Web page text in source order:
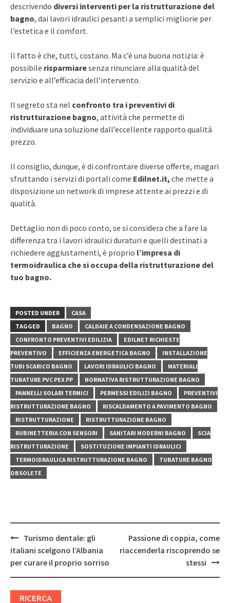
descrivendo diversi interventi per la ristrutturazione del
bagno, dai lavori idraulici pesanti a semplici migliorie per
l’estetica e il comfort.
Il fatto è che, tutti, costano. Ma c’è una buona notizia: è
possibile risparmiaresenza rinunciare alla qualità del
servizio e all’efficacia dell’intervento.
Il segreto sta nel confronto tra i preventivi di
ristrutturazione bagno, attività che permette di
individuare una soluzione dall’eccellente rapporto qualità
prezzo.
Il consiglio, dunque, è di confrontare diverse offerte, magari
sfruttando i servizi di portali come Edilnet.it, che mette a
disposizione un network di imprese attente ai prezzi e di
qualità.
Dettaglio non di poco conto, se si considera che a fare la
differenza tra i lavori idraulici duraturi e quelli destinati a
richiedere aggiustamenti, è proprio l’impresa di
termoidraulica che si occupa della ristrutturazione del
tuo bagno.
POSTED UNDER
CASA
TAGGED
BAGNO
CALDAIE A CONDENSAZIONE BAGNO
CONFRONTO PREVENTIVI EDILIZIA
EDILNET RICHIESTE
PREVENTIVO
EFFICIENZA ENERGETICA BAGNO
INSTALLAZIONE
TUBI SCARICO BAGNO
LAVORI IDRAULICI BAGNO
MATERIALI
TUBATURE PVC PEX PP
NORMATIVA RISTRUTTURAZIONE BAGNO
PANNELLI SOLARI TERMICI
PERMESSI EDILIZI BAGNO
PREVENTIVI
RISTRUTTURAZIONE BAGNO
RISCALDAMENTO A PAVIMENTO BAGNO
RISTRUTTURAZIONE
RISTRUTTURAZIONE BAGNO
RUBINETTERIA CON SENSORI
SANITARI MODERNI BAGNO
SCIA
RISTRUTTURAZIONE
SOSTITUZIONE IMPIANTI IDRAULICI
TERMOIDRAULICA RISTRUTTURAZIONE BAGNO
TUBATURE BAGNO
OBSOLETE
Post
navigation
Turismo dentale: gli
italiani scelgono l’Albania
per curare il proprio sorriso
Passione di coppia, come
riaccenderla riscoprendo se
stessi
RICERCA